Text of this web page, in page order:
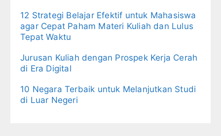
12 Strategi Belajar Efektif untuk Mahasiswa
agar Cepat Paham Materi Kuliah dan Lulus
Tepat Waktu
Jurusan Kuliah dengan Prospek Kerja Cerah
di Era Digital
10 Negara Terbaik untuk Melanjutkan Studi
di Luar Negeri